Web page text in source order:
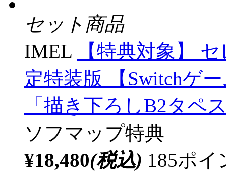
セット商品
IMEL
【特典対象】
定特装版 【Switchゲ
「描き下ろしB2タペ
ソフマップ特典
¥18,480(税込) 185ポ